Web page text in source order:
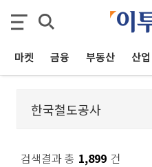
마켓 금융 부동산 산업
검색결과 총 1,899 건